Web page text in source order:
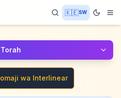
🇰🇪SW
wa Interlinear